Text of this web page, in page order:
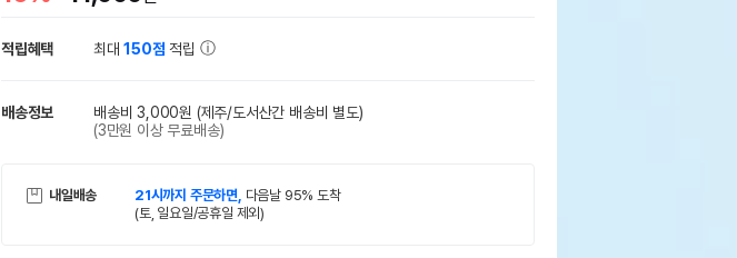
적립혜택 최대150점 적립
배송정보 배송비 3,000원 (제주/도서산간 배송비 별도)
(3만원 이상 무료배송)
내일배송 21시까지 주문하면, 다음날 95% 도착
(토, 일요일/공휴일 제외)